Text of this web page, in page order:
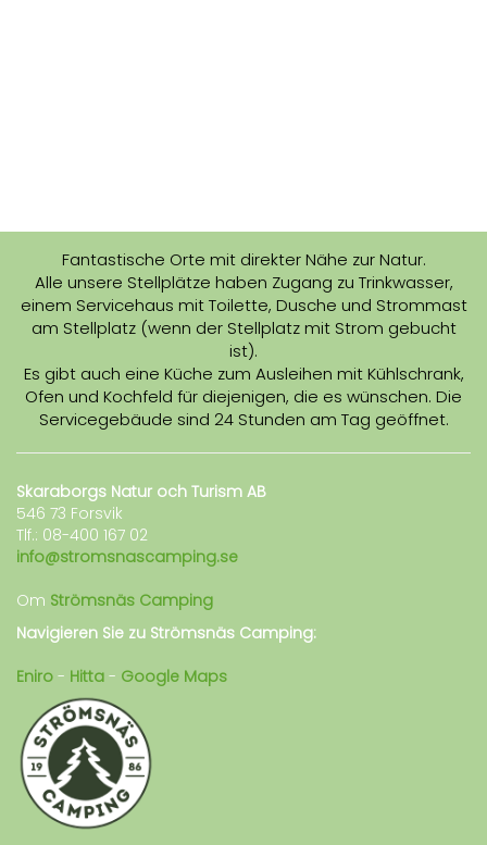
Fantastische Orte mit direkter Nähe zur Natur.
Alle unsere Stellplätze haben Zugang zu Trinkwasser,
einem Servicehaus mit Toilette, Dusche und Strommast
am Stellplatz (wenn der Stellplatz mit Strom gebucht
ist).
Es gibt auch eine Küche zum Ausleihen mit Kühlschrank,
Ofen und Kochfeld für diejenigen, die es wünschen. Die
Servicegebäude sind 24 Stunden am Tag geöffnet.
Skaraborgs Natur och Turism AB
546 73 Forsvik
Tlf.: 08-400 167 02
info@stromsnascamping.se
Om Strömsnäs Camping
Navigieren Sie zu Strömsnäs Camping:
Eniro - Hitta - Google Maps